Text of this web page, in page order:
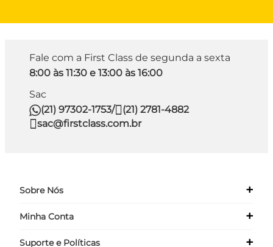
Fale com a First Class de segunda a sexta
8:00 às 11:30 e 13:00 às 16:00
Sac
(21) 97302-1753/
(21) 2781-4882
sac@firstclass.com.br
Sobre Nós +
Quem Somos
Minha Conta +
Meus Dados
Suporte e Políticas +